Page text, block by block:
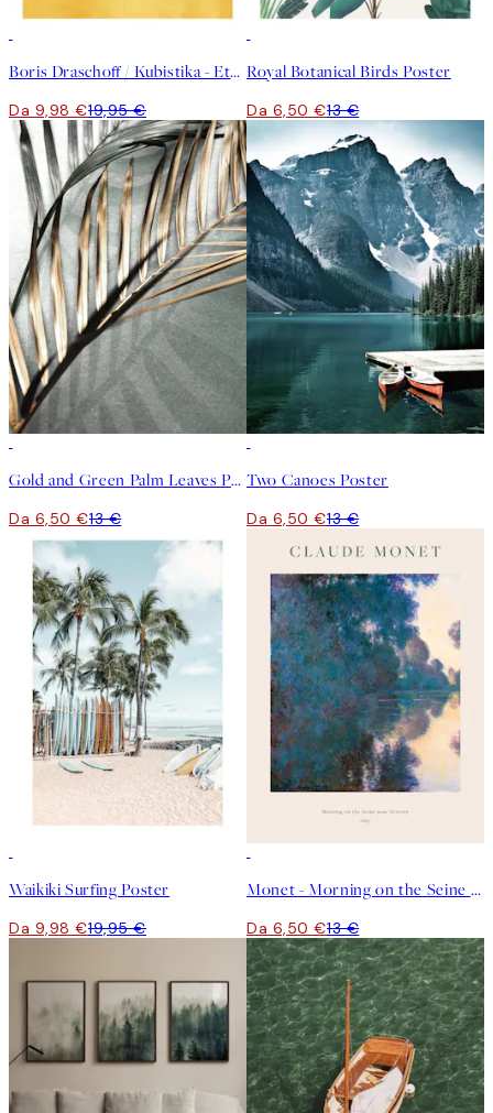
Boris Draschoff / Kubistika - Eternal Sunshine Poster
Da 9,98 €19,95 €
Royal Botanical Birds Poster
Da 6,50 €13 €
Gold and Green Palm Leaves Poster
Da 6,50 €13 €
Two Canoes Poster
Da 6,50 €13 €
Waikiki Surfing Poster
Da 9,98 €19,95 €
Monet - Morning on the Seine near Giverny Poster
Da 6,50 €13 €